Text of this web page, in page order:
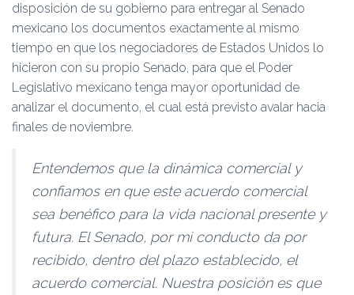
disposición de su gobierno para entregar al Senado
mexicano los do­cumentos exactamente al mismo
tiempo en que los negociadores de Estados Unidos lo
hicieron con su propio Senado, para que el Poder
Legislativo mexicano tenga mayor oportunidad de
analizar el documento, el cual está previsto avalar hacia
fina­les de noviembre.
Entendemos que la dinámica comercial y
con­fiamos en que este acuerdo comercial
sea benéfico para la vida nacional pre­sente y
futura. El Senado, por mi conducto da por
recibido, dentro del plazo establecido, el
acuerdo co­mercial. Nuestra posición es que